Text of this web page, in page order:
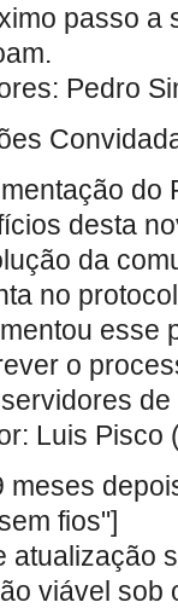
passo a
Pedro
do
desta
da
no
esse
o
Luis Pisco
meses
fios"]
atualização
viável sob